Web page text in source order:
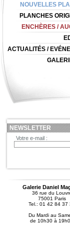
NOUVELLES
PLANCHES
ENCHÈRES /
ACTUALITÉS /
NEWSLETTER
Votre e-mail :
Galerie Daniel
36 rue du
75001 Paris
Tel.: 01 42 84 37
Du Mardi au
de 10h30 à